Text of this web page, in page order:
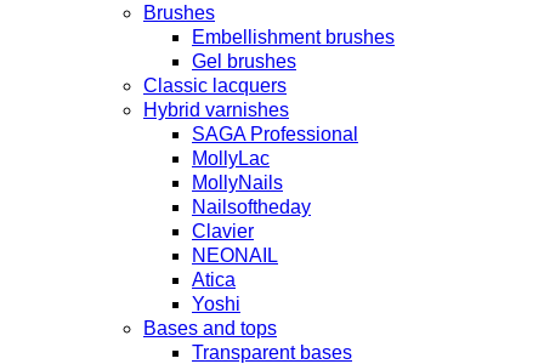
Brushes
Embellishment brushes
Gel brushes
Classic lacquers
Hybrid varnishes
SAGA Professional
MollyLac
MollyNails
Nailsoftheday
Clavier
NEONAIL
Atica
Yoshi
Bases and tops
Transparent bases